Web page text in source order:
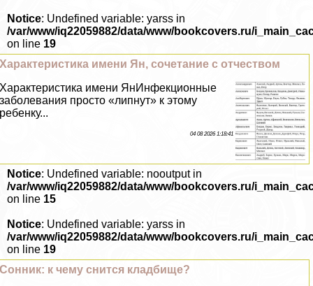
Notice: Undefined variable: yarss in
/var/www/iq22059882/data/www/bookcovers.ru/
on line 19
Хаpaктеристика имени Ян, сочетание с отчеством
Хаpaктеристика имени ЯнИнфекционные
заболевания просто «липнут» к этому
ребенку...
04 08 2026 1:18:41
Notice: Undefined variable: nooutput in
/var/www/iq22059882/data/www/bookcovers.ru/
on line 15
Notice: Undefined variable: yarss in
/var/www/iq22059882/data/www/bookcovers.ru/
on line 19
Сонник: к чему снится кладбище?